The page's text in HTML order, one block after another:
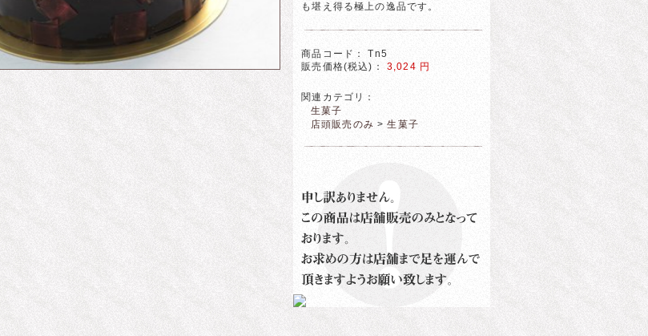
も堪え得る極上の逸品です。
商品コード： Tn5
販売価格(税込)： 3,024 円
関連カテゴリ：
生菓子
店頭販売のみ >生菓子